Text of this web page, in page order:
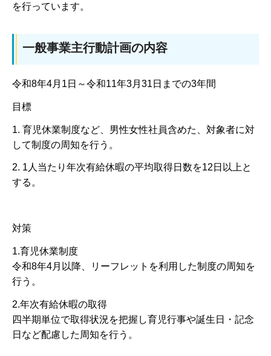
を行っています。
一般事業主行動計画の内容
令和8年4月1日～令和11年3月31日までの3年間
目標
1. 育児休業制度など、男性女性社員含めた、対象者に対
して制度の周知を行う。
2. 1人当たり年次有給休暇の平均取得日数を12日以上と
する。
対策
1.育児休業制度
令和8年4月以降、リーフレットを利用した制度の周知を
行う。
2.年次有給休暇の取得
四半期単位で取得状況を把握し育児行事や誕生日・記念
日など配慮した周知を行う。